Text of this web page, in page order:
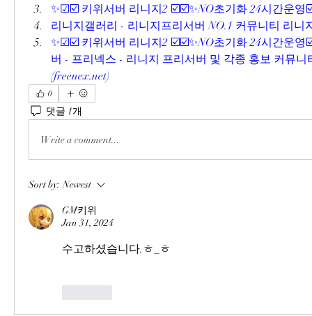
✨☑☑️ 키위서버 리니지2 ☑️☑️✨NO초기화 24시간운영
리니지갤러리 - 리니지프리서버 NO.1 커뮤니티 리니
✨☑☑️ 키위서버 리니지2 ☑️☑️✨NO초기화 24시간운영
버 - 프리넥스 - 리니지 프리서버 및 각종 홍보 커뮤니
(freenex.net)
0
댓글 1개
Write a comment...
Sort by: Newest
GM키위
Jan 31, 2024
수고하셨습니다.ㅎ_ㅎ